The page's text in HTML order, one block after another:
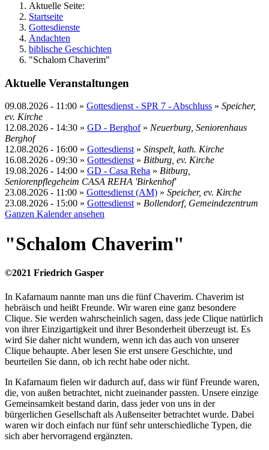
Aktuelle Seite:
Startseite
Gottesdienste
Andachten
biblische Geschichten
"Schalom Chaverim"
Aktuelle Veranstaltungen
09.08.2026 - 11:00 » Gottesdienst - SPR 7 - Abschluss » Speicher,
ev. Kirche
12.08.2026 - 14:30 » GD - Berghof» Neuerburg, Seniorenhaus
Berghof
12.08.2026 - 16:00 » Gottesdienst» Sinspelt, kath. Kirche
16.08.2026 - 09:30 » Gottesdienst» Bitburg, ev. Kirche
19.08.2026 - 14:00 » GD - Casa Reha » Bitburg,
Seniorenpflegeheim CASA REHA 'Birkenhof'
23.08.2026 - 11:00 » Gottesdienst (AM) » Speicher, ev. Kirche
23.08.2026 - 15:00 » Gottesdienst» Bollendorf, Gemeindezentrum
Ganzen Kalender ansehen
"Schalom Chaverim"
©2021 Friedrich Gasper
In Kafarnaum nannte man uns die fünf Chaverim. Chaverim ist
hebräisch und heißt Freunde. Wir waren eine ganz besondere
Clique. Sie werden wahrscheinlich sagen, dass jede Clique natürlich
von ihrer Einzigartigkeit und ihrer Besonderheit überzeugt ist. Es
wird Sie daher nicht wundern, wenn ich das auch von unserer
Clique behaupte. Aber lesen Sie erst unsere Geschichte, und
beurteilen Sie dann, ob ich recht habe oder nicht.
In Kafarnaum fielen wir dadurch auf, dass wir fünf Freunde waren,
die, von außen betrachtet, nicht zueinander passten. Unsere einzige
Gemeinsamkeit bestand darin, dass jeder von uns in der
bürgerlichen Gesellschaft als Außenseiter betrachtet wurde. Dabei
waren wir doch einfach nur fünf sehr unterschiedliche Typen, die
sich aber hervorragend ergänzten.